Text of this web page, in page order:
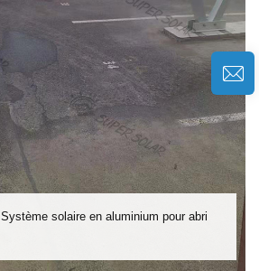
solaire en aluminium pour abri